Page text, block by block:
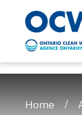
Skip to main
Home /